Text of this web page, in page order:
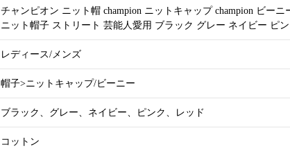
チャンピオン ニット帽 champion ニットキャップ champion ビーニ
ニット帽子 ストリート 芸能人愛用 ブラック グレー ネイビー ピ
レディース/メンズ
帽子>ニットキャップ/ビーニー
ブラック、グレー、ネイビー、ピンク、レッド
コットン